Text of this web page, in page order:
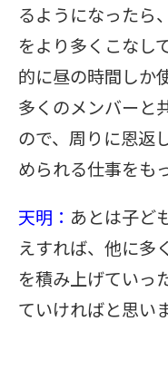
るようになったら
をより多くこなし
的に昼の時間しか
多くのメンバーと
ので、周りに恩返
められる仕事をも
天明： あとは子ど
えすれば、他に多
を積み上げていっ
ていければと思い